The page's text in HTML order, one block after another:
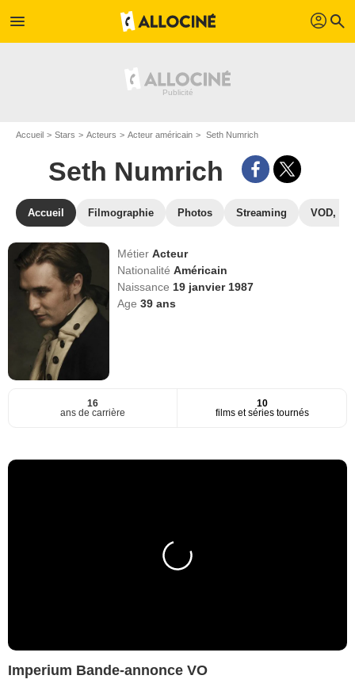
menu profil search
Accueil Stars Acteurs Acteur américain Seth Numrich
Seth Numrich
Accueil Filmographie Photos Streaming VOD,
MétierActeur
NationalitéAméricain
Naissance 19 janvier 1987
Age39 ans
16
ans de carrière
10
films et séries tournés
Imperium Bande-annonce VO